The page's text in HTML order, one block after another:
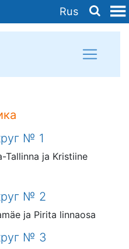
Rus
№ 1
Tallinna ja Kristiine
№ 2
ja Pirita linnaosa
№ 3